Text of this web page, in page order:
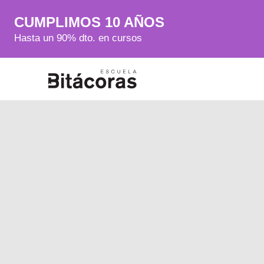
CUMPLIMOS 10 AÑOS
Hasta un 90% dto. en cursos